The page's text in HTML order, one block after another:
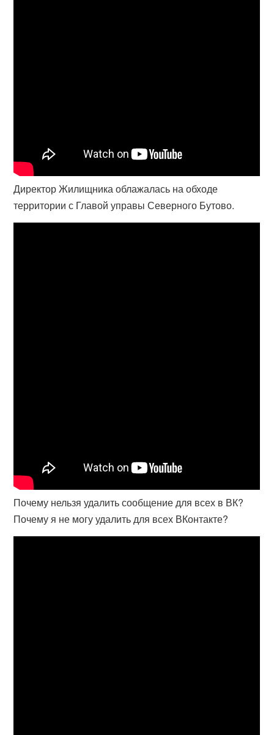
Директор Жилищника облажалась на обходе
территории с Главой управы Северного Бутово.
Почему нельзя удалить сообщение для всех в ВК?
Почему я не могу удалить для всех ВКонтакте?